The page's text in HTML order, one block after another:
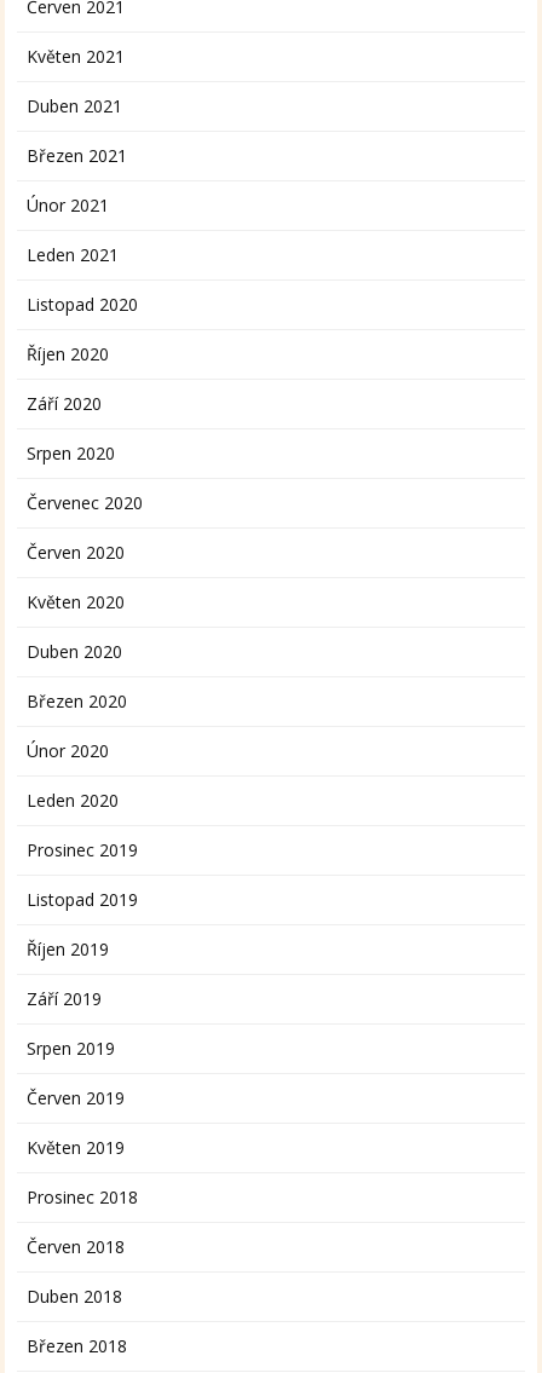
Červen 2021
Květen 2021
Duben 2021
Březen 2021
Únor 2021
Leden 2021
Listopad 2020
Říjen 2020
Září 2020
Srpen 2020
Červenec 2020
Červen 2020
Květen 2020
Duben 2020
Březen 2020
Únor 2020
Leden 2020
Prosinec 2019
Listopad 2019
Říjen 2019
Září 2019
Srpen 2019
Červen 2019
Květen 2019
Prosinec 2018
Červen 2018
Duben 2018
Březen 2018